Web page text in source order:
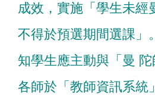
成效，實施「學生未經
不得於預選期間選課」
知學生應主動與「曼
各師於「教師資訊系統